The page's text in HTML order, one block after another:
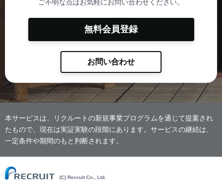
ご不明な点はお気軽にお問い合わせください。
無料会員登録
お問い合わせ
本サービスは、リクルートの新規事業プログラムを通じて提案され
たもので、現在は実証実験の段階にあります。サービスの継続は、
一定条件や期間のもと判断されます。
(C) Recruit Co., Ltd.